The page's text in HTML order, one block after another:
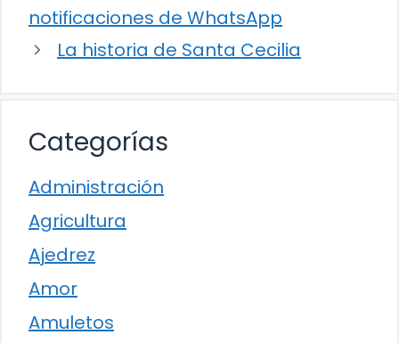
notificaciones de WhatsApp
La historia de Santa Cecilia
Categorías
Administración
Agricultura
Ajedrez
Amor
Amuletos